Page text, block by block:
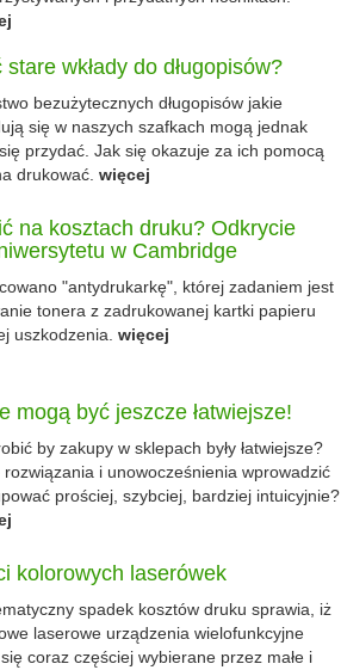
wkłady do długopisów?
bezużytecznych długopisów jakie
się w naszych szafkach mogą jednak
przydać. Jak się okazuje za ich pomocą
drukować. więcej
na kosztach druku? Odkrycie
w Cambridge
"antydrukarkę", której zadaniem jest
tonera z zadrukowanej kartki papieru
uszkodzenia. więcej
mogą być jeszcze łatwiejsze!
by zakupy w sklepach były łatwiejsze?
rozwiązania i unowocześnienia wprowadzić
prościej, szybciej, bardziej intuicyjnie?
kolorowych laserówek
spadek kosztów druku sprawia, iż
laserowe urządzenia wielofunkcyjne
coraz częściej wybierane przez małe i